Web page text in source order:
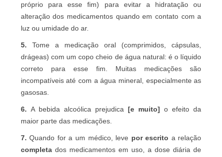
próprio para esse fim) para evitar a hidratação ou
alteração dos medicamentos quando em contato com a
luz ou umidade do ar.
5. Tome a medicação oral (comprimidos, cápsulas,
drágeas) com um copo cheio de água natural: é o líquido
correto para esse fim. Muitas medicações são
incompatíveis até com a água mineral, especialmente as
gasosas.
6. A bebida alcoólica prejudica[e muito] o efeito da
maior parte das medicações.
7.Quando for a um médico, leve por escrito a relação
completados medicamentos em uso, a dose diária de